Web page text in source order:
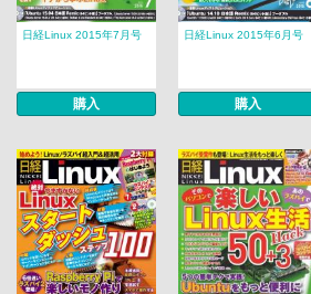
日経Linux 2015年7月号
購入
日経Linux 2015年6月号
購入